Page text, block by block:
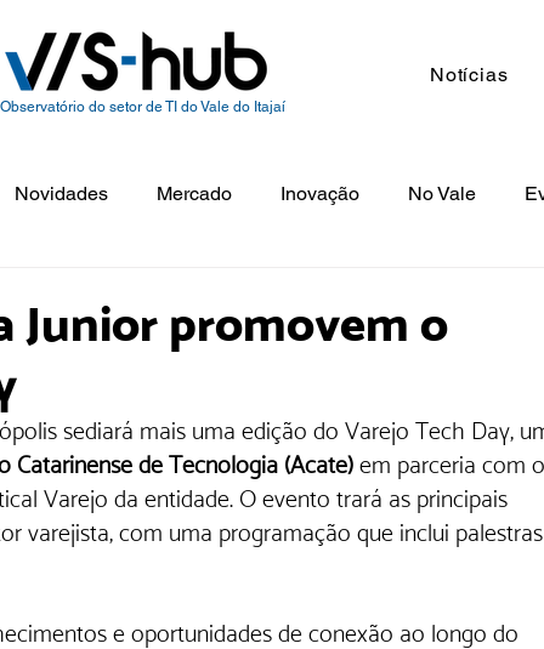
Observatório do setor de TI do Vale do Itajaí
Notícias
Novidades Mercado Inovação No Vale
Junior promovem o
sediará mais uma edição do Varejo Tech Day,
Catarinense de Tecnologia (Acate) em parceria com
Varejo da entidade. O evento trará as principais
varejista, com uma programação que inclui
e oportunidades de conexão ao longo do